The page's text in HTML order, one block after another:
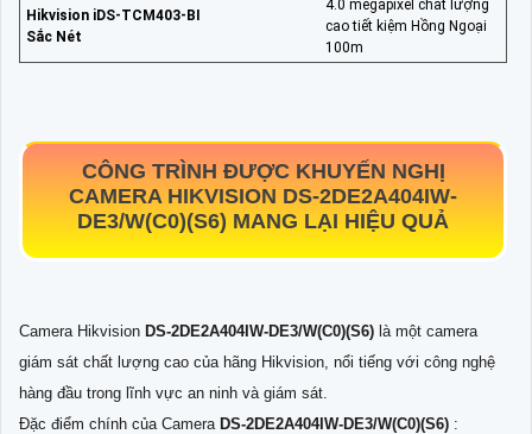
Hikvision iDS-TCM403-BI
Sắc Nét
4.0 megapixel chất lượng
cao tiết kiệm Hồng Ngoại
100m
CÔNG TRÌNH ĐƯỢC KHUYẾN NGHỊ
CAMERA HIKVISION DS-2DE2A404IW-
DE3/W(C0)(S6) MANG LẠI HIỆU QUẢ
Camera Hikvision DS-2DE2A404IW-DE3/W(C0)(S6) là một camera
giám sát chất lượng cao của hãng Hikvision, nổi tiếng với công nghệ
hàng đầu trong lĩnh vực an ninh và giám sát.
Đặc điểm chính của Camera DS-2DE2A404IW-DE3/W(C0)(S6) :